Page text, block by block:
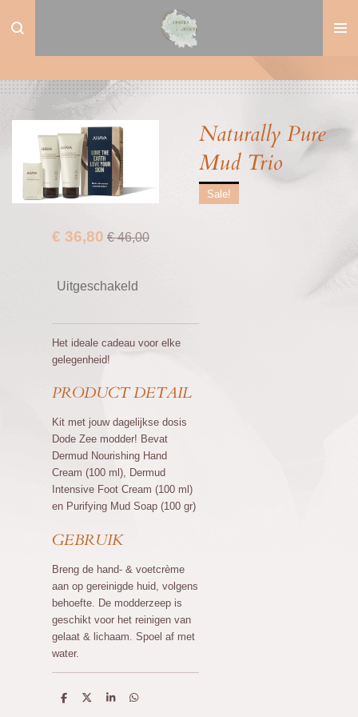
direct
hoofdinhoud
Naturally Pure
Mud Trio
Sale!
€ 36,80 € 46,00
Uitgeschakeld
Het ideale cadeau voor elke
gelegenheid!
PRODUCT DETAIL
Kit met jouw dagelijkse dosis
Dode Zee modder! Bevat
Dermud Nourishing Hand
Cream (100 ml), Dermud
Intensive Foot Cream (100 ml)
en Purifying Mud Soap (100 gr)
GEBRUIK
Breng de hand- & voetcrème
aan op gereinigde huid, volgens
behoefte. De modderzeep is
geschikt voor het reinigen van
gelaat & lichaam. Spoel af met
water.
D
D
S
D